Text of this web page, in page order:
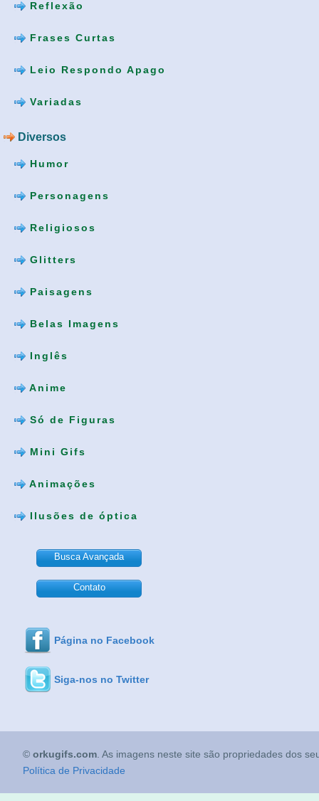
Reflexão
Frases Curtas
Leio Respondo Apago
Variadas
Diversos
Humor
Personagens
Religiosos
Glitters
Paisagens
Belas Imagens
Inglês
Anime
Só de Figuras
Mini Gifs
Animações
Ilusões de óptica
Busca Avançada
Contato
Página no Facebook
Siga-nos no Twitter
© orkugifs.com . As imagens neste site são propriedades dos
Política de Privacidade